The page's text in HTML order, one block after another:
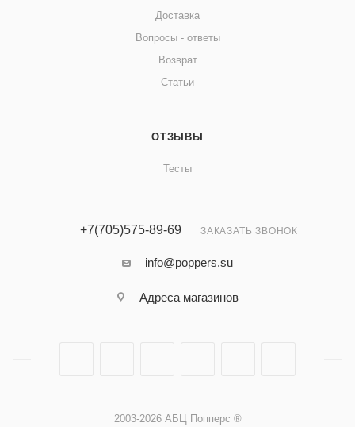
Доставка
Вопросы - ответы
Возврат
Статьи
ОТЗЫВЫ
Тесты
+7(705)575-89-69 ЗАКАЗАТЬ ЗВОНОК
info@poppers.su
Адреса магазинов
2003-2026 АБЦ Попперс ®️️